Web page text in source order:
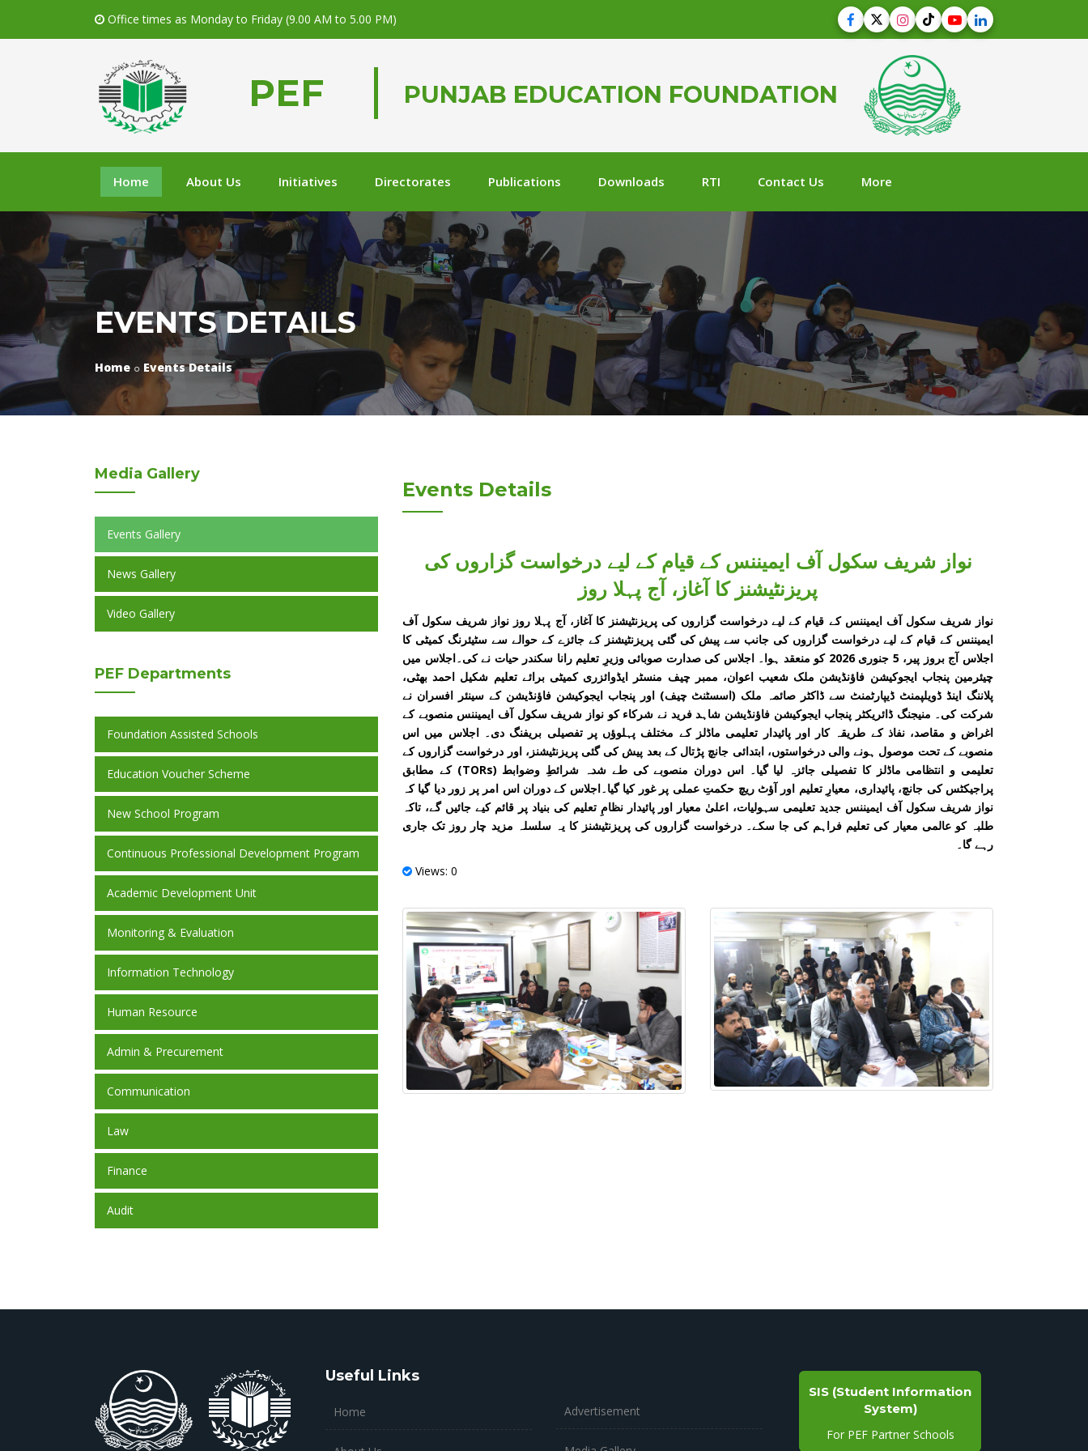
Office times as Monday to Friday (9.00 AM to 5.00 PM)
PEF PUNJAB EDUCATION FOUNDATION
Home About Us Initiatives Directorates Publications Downloads RTI Contact Us More
EVENTS DETAILS
Home Events Details
Media Gallery
Events Gallery
News Gallery
Video Gallery
PEF Departments
Foundation Assisted Schools
Education Voucher Scheme
New School Program
Continuous Professional Development Program
Academic Development Unit
Monitoring & Evaluation
Information Technology
Human Resource
Admin & Precurement
Communication
Law
Finance
Audit
Events Details
نواز شریف سکول آف ایمیننس کے قیام کے لیے درخواست گزاروں کی
پریزنٹیشنز کا آغاز، آج پہلا روز
نواز شریف سکول آف ایمیننس کے قیام کے لیے درخواست گزاروں کی پریزنٹیشنز کا آغاز، آج پہلا روز نواز شریف سکول آف
ایمیننس کے قیام کے لیے درخواست گزاروں کی جانب سے پیش کی گئی پریزنٹیشنز کے جائزے کے حوالے سے سٹیئرنگ کمیٹی کا
اجلاس آج بروز پیر، 5 جنوری 2026 کو منعقد ہوا۔ اجلاس کی صدارت صوبائی وزیرِ تعلیم رانا سکندر حیات نے کی۔اجلاس میں
چیئرمین پنجاب ایجوکیشن فاؤنڈیشن ملک شعیب اعوان، ممبر چیف منسٹر ایڈوائزری کمیٹی برائے تعلیم شکیل احمد بھٹی،
پلاننگ اینڈ ڈویلپمنٹ ڈیپارٹمنٹ سے ڈاکٹر صائمہ ملک (اسسٹنٹ چیف) اور پنجاب ایجوکیشن فاؤنڈیشن کے سینئر افسران نے
شرکت کی۔ منیجنگ ڈائریکٹر پنجاب ایجوکیشن فاؤنڈیشن شاہد فرید نے شرکاء کو نواز شریف سکول آف ایمیننس منصوبے کے
اغراض و مقاصد، نفاذ کے طریقہ کار اور پائیدار تعلیمی ماڈلز کے مختلف پہلوؤں پر تفصیلی بریفنگ دی۔ اجلاس میں اس
منصوبے کے تحت موصول ہونے والی درخواستوں، ابتدائی جانچ پڑتال کے بعد پیش کی گئی پریزنٹیشنز، اور درخواست گزاروں کے
تعلیمی و انتظامی ماڈلز کا تفصیلی جائزہ لیا گیا۔ اس دوران منصوبے کی طے شدہ شرائطِ وضوابط (TORs) کے مطابق
پراجیکٹس کی جانچ، پائیداری، معیارِ تعلیم اور آؤٹ ریچ حکمتِ عملی پر غور کیا گیا۔اجلاس کے دوران اس امر پر زور دیا گیا کہ
نواز شریف سکول آف ایمیننس جدید تعلیمی سہولیات، اعلیٰ معیار اور پائیدار نظامِ تعلیم کی بنیاد پر قائم کیے جائیں گے، تاکہ
طلبہ کو عالمی معیار کی تعلیم فراہم کی جا سکے۔ درخواست گزاروں کی پریزنٹیشنز کا یہ سلسلہ مزید چار روز تک جاری
رہے گا۔
Views: 0
Useful Links
Home Advertisement
SIS (Student Information
System)
For PEF Partner Schools